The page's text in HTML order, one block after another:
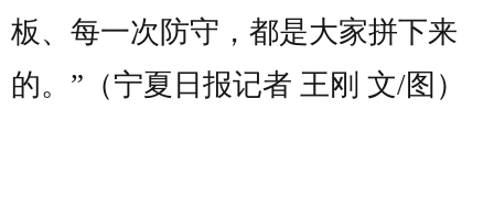
板、每一次防守，都是大家拼下来
的。”（宁夏日报记者 王刚 文/图）